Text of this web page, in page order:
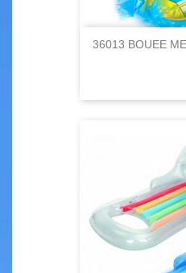
36013 BOUEE